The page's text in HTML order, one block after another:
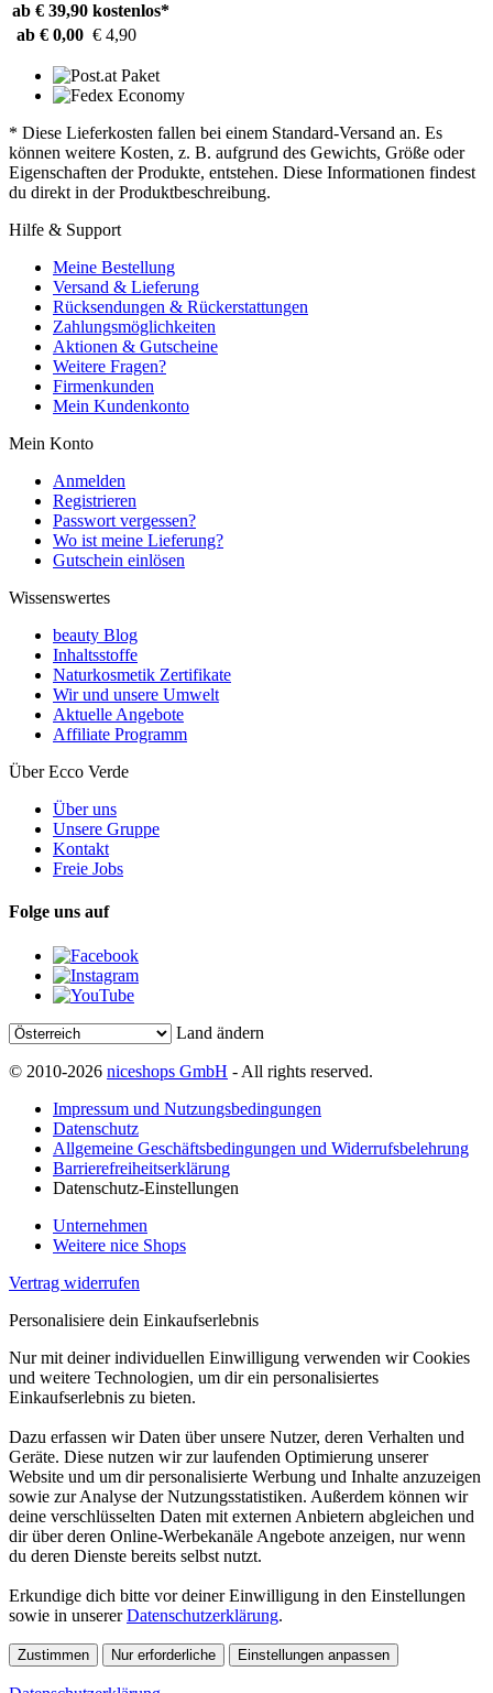
ab € 39,90 kostenlos*
ab € 0,00 € 4,90
* Diese Lieferkosten fallen bei einem Standard-Versand an. Es
können weitere Kosten, z. B. aufgrund des Gewichts, Größe oder
Eigenschaften der Produkte, entstehen. Diese Informationen findest
du direkt in der Produktbeschreibung.
Hilfe & Support
Meine Bestellung
Versand & Lieferung
Rücksendungen & Rückerstattungen
Zahlungsmöglichkeiten
Aktionen & Gutscheine
Weitere Fragen?
Firmenkunden
Mein Kundenkonto
Mein Konto
Anmelden
Registrieren
Passwort vergessen?
Wo ist meine Lieferung?
Gutschein einlösen
Wissenswertes
beauty Blog
Inhaltsstoffe
Naturkosmetik Zertifikate
Wir und unsere Umwelt
Aktuelle Angebote
Affiliate Programm
Über Ecco Verde
Über uns
Unsere Gruppe
Kontakt
Freie Jobs
Folge uns auf
Land ändern
© 2010-2026 niceshops GmbH - All rights reserved.
Impressum und Nutzungsbedingungen
Datenschutz
Allgemeine Geschäftsbedingungen und Widerrufsbelehrung
Barrierefreiheitserklärung
Datenschutz-Einstellungen
Unternehmen
Weitere nice Shops
Vertrag widerrufen
Personalisiere dein Einkaufserlebnis
Nur mit deiner individuellen Einwilligung verwenden wir Cookies
und weitere Technologien, um dir ein personalisiertes
Einkaufserlebnis zu bieten.
Dazu erfassen wir Daten über unsere Nutzer, deren Verhalten und
Geräte. Diese nutzen wir zur laufenden Optimierung unserer
Website und um dir personalisierte Werbung und Inhalte anzuzeigen
sowie zur Analyse der Nutzungsstatistiken. Außerdem können wir
deine verschlüsselten Daten mit externen Anbietern abgleichen und
dir über deren Online-Werbekanäle Angebote anzeigen, nur wenn
du deren Dienste bereits selbst nutzt.
Erkundige dich bitte vor deiner Einwilligung in den Einstellungen
sowie in unsererDatenschutzerklärung.
Zustimmen Nur erforderliche Einstellungen anpassen